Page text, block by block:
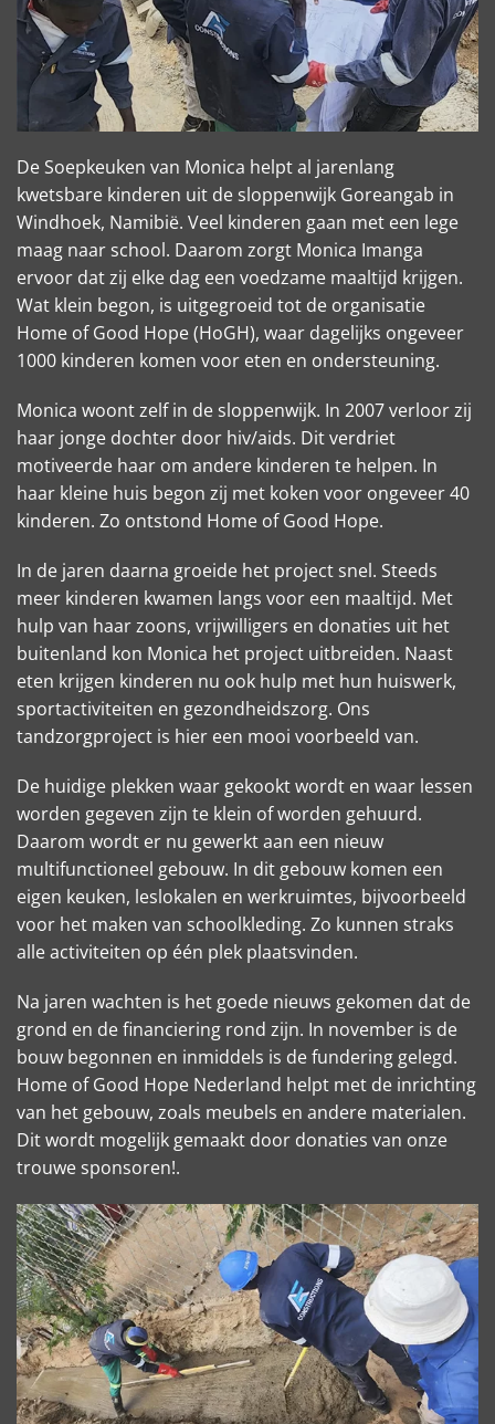
De Soepkeuken van Monica helpt al jarenlang
kwetsbare kinderen uit de sloppenwijk Goreangab in
Windhoek, Namibië. Veel kinderen gaan met een lege
maag naar school. Daarom zorgt Monica Imanga
ervoor dat zij elke dag een voedzame maaltijd krijgen.
Wat klein begon, is uitgegroeid tot de organisatie
Home of Good Hope (HoGH), waar dagelijks ongeveer
1000 kinderen komen voor eten en ondersteuning.
Monica woont zelf in de sloppenwijk. In 2007 verloor zij
haar jonge dochter door hiv/aids. Dit verdriet
motiveerde haar om andere kinderen te helpen. In
haar kleine huis begon zij met koken voor ongeveer 40
kinderen. Zo ontstond Home of Good Hope.
In de jaren daarna groeide het project snel. Steeds
meer kinderen kwamen langs voor een maaltijd. Met
hulp van haar zoons, vrijwilligers en donaties uit het
buitenland kon Monica het project uitbreiden. Naast
eten krijgen kinderen nu ook hulp met hun huiswerk,
sportactiviteiten en gezondheidszorg. Ons
tandzorgproject is hier een mooi voorbeeld van.
De huidige plekken waar gekookt wordt en waar lessen
worden gegeven zijn te klein of worden gehuurd.
Daarom wordt er nu gewerkt aan een nieuw
multifunctioneel gebouw. In dit gebouw komen een
eigen keuken, leslokalen en werkruimtes, bijvoorbeeld
voor het maken van schoolkleding. Zo kunnen straks
alle activiteiten op één plek plaatsvinden.
Na jaren wachten is het goede nieuws gekomen dat de
grond en de financiering rond zijn. In november is de
bouw begonnen en inmiddels is de fundering gelegd.
Home of Good Hope Nederland helpt met de inrichting
van het gebouw, zoals meubels en andere materialen.
Dit wordt mogelijk gemaakt door donaties van onze
trouwe sponsoren!.